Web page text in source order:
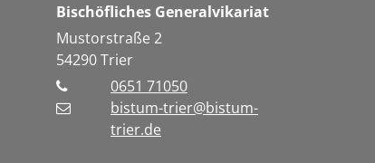
Bischöfliches Generalvikariat
Mustorstraße 2
54290Trier
0651 71050
bistum-trier@bistum-
trier.de